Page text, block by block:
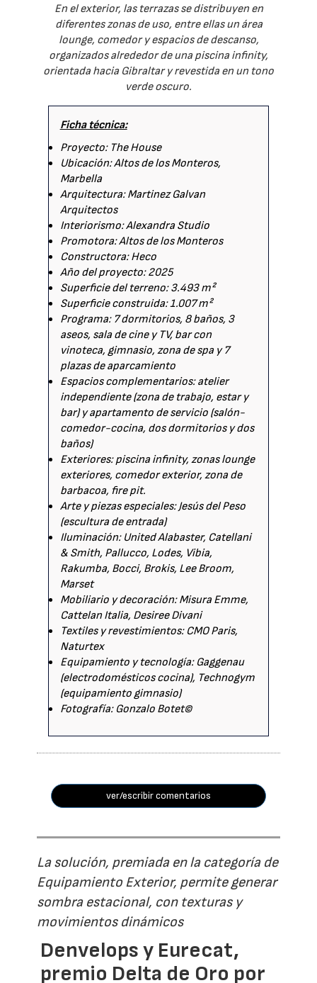
En el exterior, las terrazas se distribuyen en
diferentes zonas de uso, entre ellas un área
lounge, comedor y espacios de descanso,
organizados alrededor de una piscina infinity,
orientada hacia Gibraltar y revestida en un tono
verde oscuro.
Ficha técnica:
Proyecto: The House
Ubicación: Altos de los Monteros,
Marbella
Arquitectura: Martinez Galvan
Arquitectos
Interiorismo: Alexandra Studio
Promotora: Altos de los Monteros
Constructora: Heco
Año del proyecto: 2025
Superficie del terreno: 3.493 m²
Superficie construida: 1.007 m²
Programa: 7 dormitorios, 8 baños, 3
aseos, sala de cine y TV, bar con
vinoteca, gimnasio, zona de spa y 7
plazas de aparcamiento
Espacios complementarios: atelier
independiente (zona de trabajo, estar y
bar) y apartamento de servicio (salón-
comedor-cocina, dos dormitorios y dos
baños)
Exteriores: piscina infinity, zonas lounge
exteriores, comedor exterior, zona de
barbacoa, fire pit.
Arte y piezas especiales: Jesús del Peso
(escultura de entrada)
Iluminación: United Alabaster, Catellani
& Smith, Pallucco, Lodes, Vibia,
Rakumba, Bocci, Brokis, Lee Broom,
Marset
Mobiliario y decoración: Misura Emme,
Cattelan Italia, Desiree Divani
Textiles y revestimientos: CMO Paris,
Naturtex
Equipamiento y tecnología: Gaggenau
(electrodomésticos cocina), Technogym
(equipamiento gimnasio)
Fotografía: Gonzalo Botet©
ver/escribir comentarios
La solución, premiada en la categoría de
Equipamiento Exterior, permite generar
sombra estacional, con texturas y
movimientos dinámicos
Denvelops y Eurecat,
premio Delta de Oro por